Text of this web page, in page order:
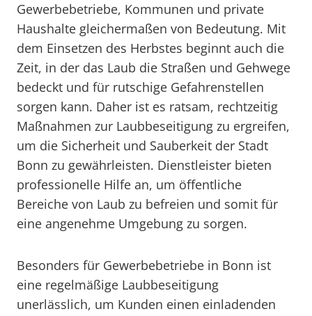
Gewerbebetriebe, Kommunen und private
Haushalte gleichermaßen von Bedeutung. Mit
dem Einsetzen des Herbstes beginnt auch die
Zeit, in der das Laub die Straßen und Gehwege
bedeckt und für rutschige Gefahrenstellen
sorgen kann. Daher ist es ratsam, rechtzeitig
Maßnahmen zur Laubbeseitigung zu ergreifen,
um die Sicherheit und Sauberkeit der Stadt
Bonn zu gewährleisten. Dienstleister bieten
professionelle Hilfe an, um öffentliche
Bereiche von Laub zu befreien und somit für
eine angenehme Umgebung zu sorgen.
Besonders für Gewerbebetriebe in Bonn ist
eine regelmäßige Laubbeseitigung
unerlässlich, um Kunden einen einladenden